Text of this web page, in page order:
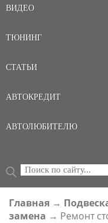
ВИДЕО
ТЮНИНГ
СТАТЬИ
АВТОКРЕДИТ
АВТОЛЮБИТЕЛЮ
ФОРМА ПОИСКА
Поиск
ВЫ ЗДЕСЬ
Главная →
замена → Ремонт